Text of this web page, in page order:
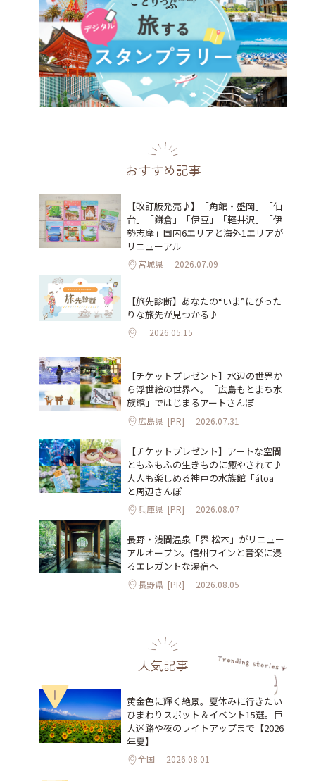
おすすめ記事
【改訂版発売♪】「角館・盛岡」「仙
台」「鎌倉」「伊豆」「軽井沢」「伊
勢志摩」国内6エリアと海外1エリアが
リニューアル
宮城県 2026.07.09
【旅先診断】あなたの“いま”にぴった
りな旅先が見つかる♪
2026.05.15
【チケットプレゼント】水辺の世界か
ら浮世絵の世界へ。「広島もとまち水
族館」ではじまるアートさんぽ
広島県 [PR] 2026.07.31
【チケットプレゼント】アートな空間
ともふもふの生きものに癒やされて♪
大人も楽しめる神戸の水族館「átoa」
と周辺さんぽ
兵庫県 [PR] 2026.08.07
長野・浅間温泉「界 松本」がリニュー
アルオープン。信州ワインと音楽に浸
るエレガントな湯宿へ
長野県 [PR] 2026.08.05
人気記事
1
黄金色に輝く絶景。夏休みに行きたい
ひまわりスポット＆イベント15選。巨
大迷路や夜のライトアップまで【2026
年夏】
全国 2026.08.01